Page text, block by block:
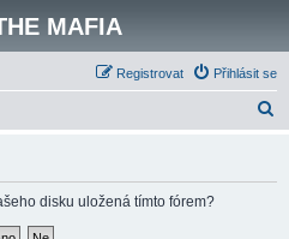
MAFIA
Přihlásit se
Registrovat
disku uložená tímto fórem?